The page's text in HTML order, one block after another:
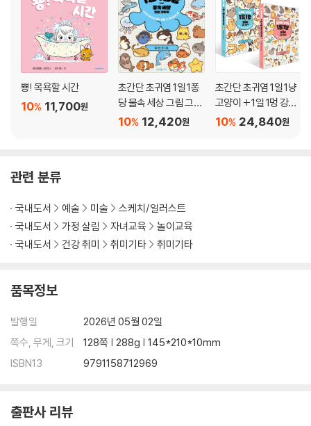
No.1 봄의 일러스트
No.2 여름의 일러스트
No.3 가일의 일러스트
No.4 겨울의 일러스트
No.5 취미·동아리 활동에 쓸 수 있는 일러스트
No.6 귀여운 별자리 일러스트
칼럼: 일러스트 활용 예 3 ~이벤트 참가~
다이어리 쓰는 법
칼럼: 날씨 대집합
칼럼: 아직 더 있어요! 다이어리에 쓸 수 있는 이벤트 일러스트
라인·프레임으로 귀엽게 꾸며요
소품에도 일러스트를 그려 보아요
마치며
이 책의 특전에 대하여
뿅! 목욕할 시간
11,700원
10%
초간단 초귀염 1일 1퐁
당 물속 세상 그림 그리
기
12,420원
10%
초간단 초귀염 1일 1냥
고양이 + 1일 1멍 강아
지 그림 그리기 세트
24,840원
10%
관련 분류
국내도서 예술 미술
스케치/일러스트
국내도서
가정 살림 자녀교육
놀이교육
국내도서
건강 취미 취미기타 취미기타
품목정보
발행일
2026년 05월 02일
쪽수, 무게, 크기
128쪽 | 288g | 145*210*10mm
ISBN13
9791158712969
출판사 리뷰